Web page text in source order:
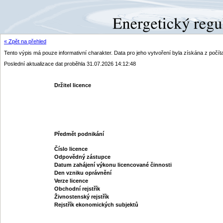
« Zpět na přehled
Tento výpis má pouze informativní charakter. Data pro jeho vytvoření byla získána z
Poslední aktualizace dat proběhla 31.07.2026 14:12:48
Držitel licence
Předmět podnikání
Číslo licence
Odpovědný zástupce
Datum zahájení výkonu licencované činnosti
Den vzniku oprávnění
Verze licence
Obchodní rejstřík
Živnostenský rejstřík
Rejstřík ekonomických subjektů